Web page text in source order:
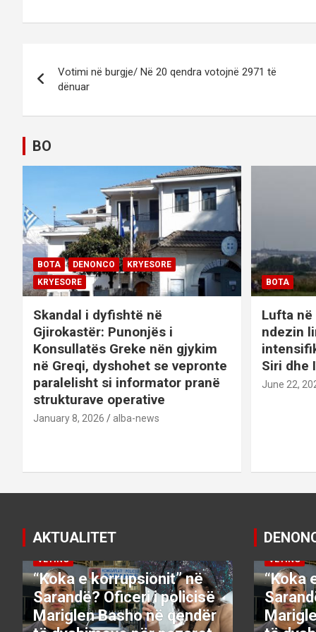
s
t
n
a
v
i
g
a
o
Votimi në burgje/ Në 20 qendra votojnë 2971 të
dënuar
BO
BOTA DENONCO
KRYESORE
KRYESORE
Skandal i dyfishtë në
Gjirokastër: Punonjës i
Konsullatës Greke nën gjykim
në Greqi, dyshohet se vepronte
paralelisht si informator pranë
strukturave operative
January 8, 2026 alba-news
BOTA
Lufta
ndezin
Siri dhe
June 22,
AKTUALITET
DENONCO KRYESORE
VETING
“Koka e korrupsionit” në
Sarandë? Oficeri i policisë
Mariglen Basho në qendër
DENONCO KRYESORE KRYESORE
DENONCO
VETING
“Koka
DENONCO